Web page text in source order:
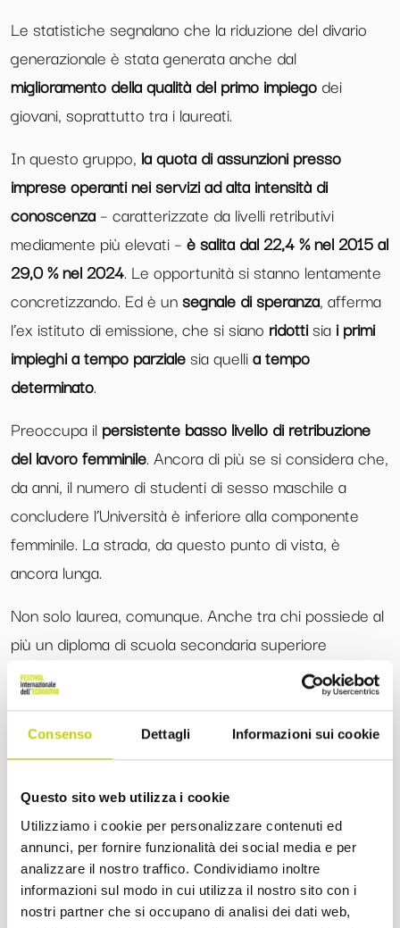
Consenso Dettagli Informazioni sui cookie
Questo sito web utilizza i cookie
Utilizziamo i cookie per personalizzare contenuti ed
annunci, per fornire funzionalità dei social media e per
analizzare il nostro traffico. Condividiamo inoltre
informazioni sul modo in cui utilizza il nostro sito con i
nostri partner che si occupano di analisi dei dati web,
Le statistiche segnalano che la riduzione del divario
generazionale è stata generata anche dal
miglioramento della qualità del primo impiego dei
giovani, soprattutto tra i laureati.
In questo gruppo, la quota di assunzioni presso
imprese operanti nei servizi ad alta intensità di
conoscenza – caratterizzate da livelli retributivi
mediamente più elevati – è salita dal 22,4 % nel 2015 al
29,0 % nel 2024. Le opportunità si stanno lentamente
concretizzando. Ed è unsegnale di speranza, afferma
l’ex istituto di emissione, che si siano ridottisia i primi
impieghi a tempo parzialesia quellia tempo
determinato.
Preoccupa il persistente basso livello di retribuzione
del lavoro femminile. Ancora di più se si considera che,
da anni, il numero di studenti di sesso maschile a
concludere l’Università è inferiore alla componente
femminile. La strada, da questo punto di vista, è
ancora lunga.
Non solo laurea, comunque. Anche tra chi possiede al
più un diploma di scuola secondaria superiore
l’incidenza dei rapporti di lavoro a orario ridotto è
diminuita, seppure in misura più contenuta; la crescita
della quota di contratti a termine si è attenuata.
calo della popolazione e il suo progressivo
invecchiamento potrebberocontribuire agarantire
migliori condizioni occupazionali e retributive ai giovani
che diventeranno meno numerosi e mediamente più
istruiti”.